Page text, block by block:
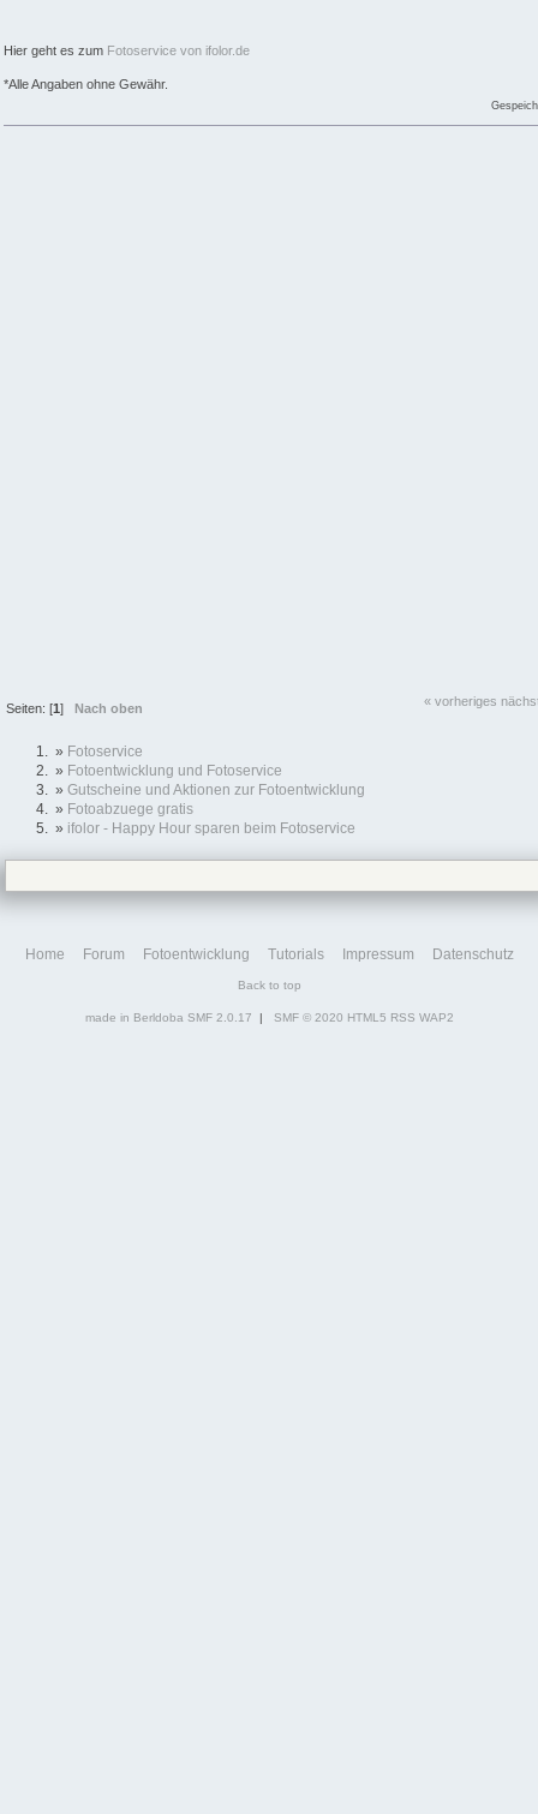
Hier geht es zum Fotoservice von ifolor.de
*Alle Angaben ohne Gewähr.
Seiten: [1] Nach oben
« vorheriges
» Fotoservice
» Fotoentwicklung und Fotoservice
» Gutscheine und Aktionen zur Fotoentwicklung
» Fotoabzuege gratis
» ifolor - Happy Hour sparen beim Fotoservice
Home Forum Fotoentwicklung Tutorials Impressum Datenschutz
Back to top
made in Berldoba SMF 2.0.17 | SMF © 2020 HTML5 RSS WAP2